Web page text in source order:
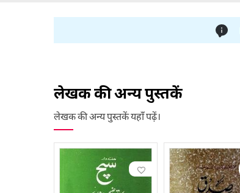
लेखक की अन्य पुस्तकें
लेखक की अन्य पुस्तकें यहाँ पढ़ें।